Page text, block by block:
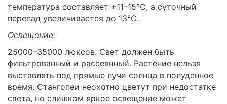
температура составляет +11–15°C, а суточный
перепад увеличивается до 13°C.
Освещение:
25000–35000 люксов. Свет должен быть
фильтрованный и рассеянный. Растение нельзя
выставлять под прямые лучи солнца в полуденное
время. Стангопеи неохотно цветут при недостатке
света, но слишком яркое освещение может